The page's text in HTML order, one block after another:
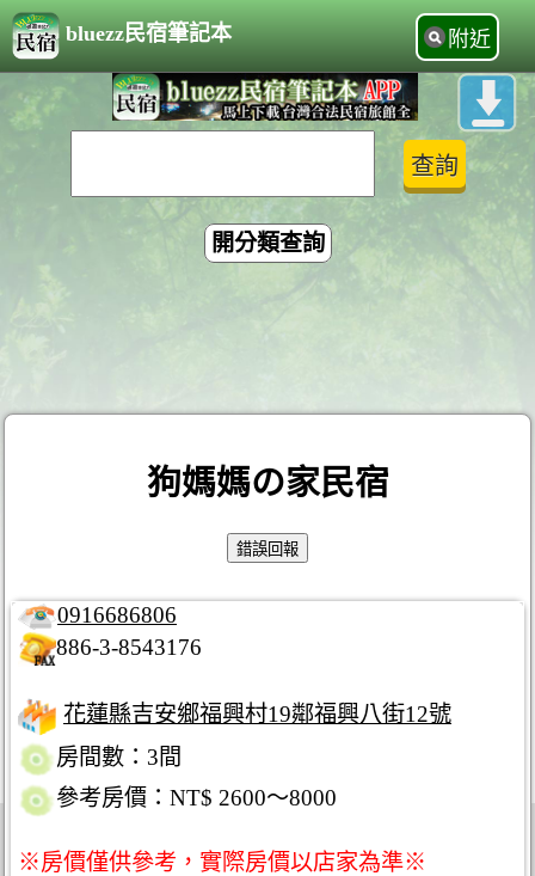
bluezz民宿筆記本 附近
開分類查詢
狗媽媽の家民宿
0916686806
886-3-8543176
花蓮縣吉安鄉福興村19鄰福興八街12號
房間數：3間
參考房價：NT$ 2600～8000
※房價僅供參考，實際房價以店家為準※